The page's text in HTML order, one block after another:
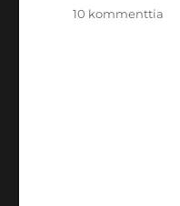
10 kommenttia